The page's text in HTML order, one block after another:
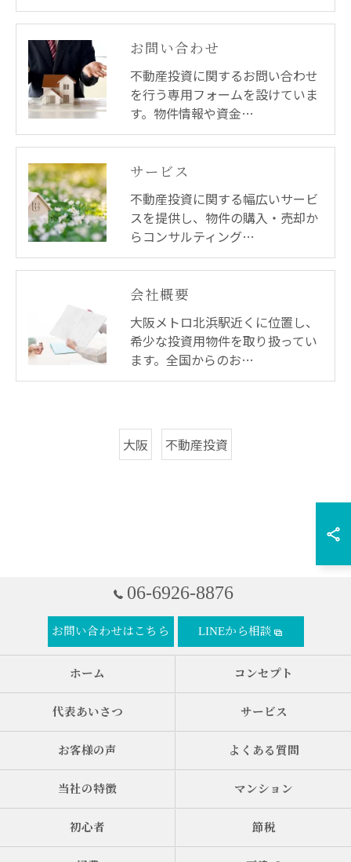
お問い合わせ
不動産投資に関するお問い合わせ
を行う専用フォームを設けていま
す。物件情報や資金…
サービス
不動産投資に関する幅広いサービ
スを提供し、物件の購入・売却か
らコンサルティング…
会社概要
大阪メトロ北浜駅近くに位置し、
希少な投資用物件を取り扱ってい
ます。全国からのお…
大阪 不動産投資
06-6926-8876
お問い合わせはこちら LINEから相談
ホーム コンセプト
代表あいさつ サービス
お客様の声 よくある質問
当社の特徴 マンション
初心者 節税